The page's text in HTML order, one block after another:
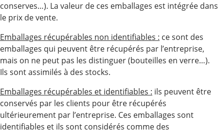
conserves…). La valeur de ces emballages est intégrée dans
le prix de vente.
Emballages récupérables non identifiables : ce sont des
emballages qui peuvent être récupérés par l’entreprise,
mais on ne peut pas les distinguer (bouteilles en verre…).
Ils sont assimilés à des stocks.
Emballages récupérables et identifiables : ils peuvent être
conservés par les clients pour être récupérés
ultérieurement par l’entreprise. Ces emballages sont
identifiables et ils sont considérés comme des